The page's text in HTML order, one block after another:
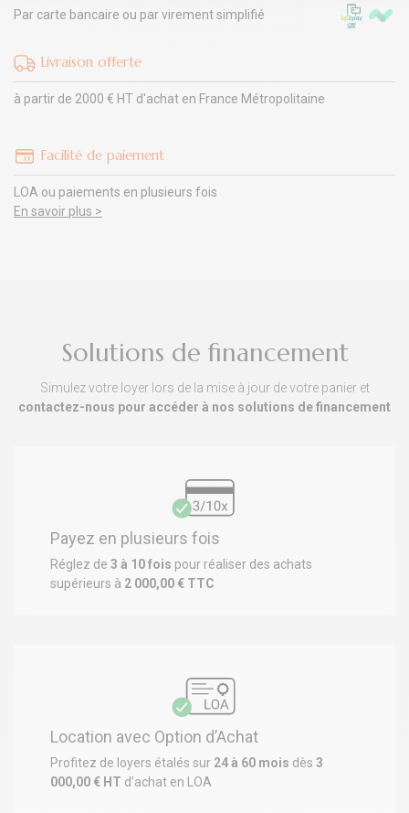
Par carte bancaire ou par virement simplifié
Livraison offerte
à partir de 2000 € HT d'achat en France Métropolitaine
Facilité de paiement
LOA ou paiements en plusieurs fois
En savoir plus >
Solutions de financement
Simulez votre loyer lors de la mise à jour de votre panier et
contactez-nous pour accéder à nos solutions de financement
Payez en plusieurs fois
Réglez de 3 à 10 fois pour réaliser des achats
supérieurs à 2 000,00 € TTC
Location avec Option d’Achat
Profitez de loyers étalés sur 24 à 60 mois dès 3
000,00 € HT d’achat en LOA